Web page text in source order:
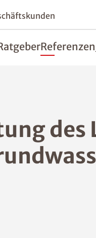
Referenzen